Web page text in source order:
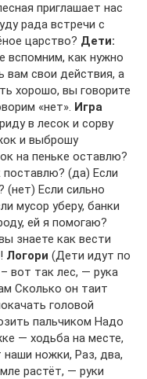
приглашает нас
рада встречи с
царство? Дети:
вспомним, как нужно
вам свои действия, а
хорошо, вы говорите
«нет». Игра
в лесок и сорву
и выброшу
на пеньке оставлю?
(да) Если
(нет) Если сильно
мусор уберу, банки
ей я помогаю?
знаете как вести
Логори (Дети идут по
вот так лес, — рука
Сколько он таит
головой
пальчиком Надо
— ходьба на месте,
ножки, Раз, два,
растёт, — руки